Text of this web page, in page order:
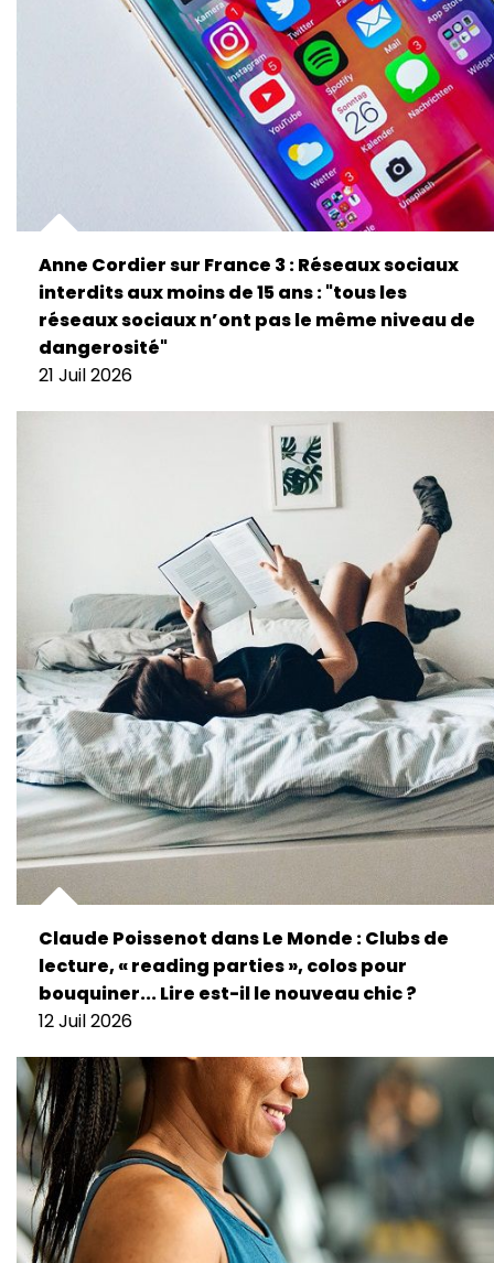
Anne Cordier sur France 3 : Réseaux sociaux
interdits aux moins de 15 ans : "tous les
réseaux sociaux n’ont pas le même niveau de
dangerosité"
21 Juil 2026
Claude Poissenot dans Le Monde : Clubs de
lecture, « reading parties », colos pour
bouquiner... Lire est-il le nouveau chic ?
12 Juil 2026